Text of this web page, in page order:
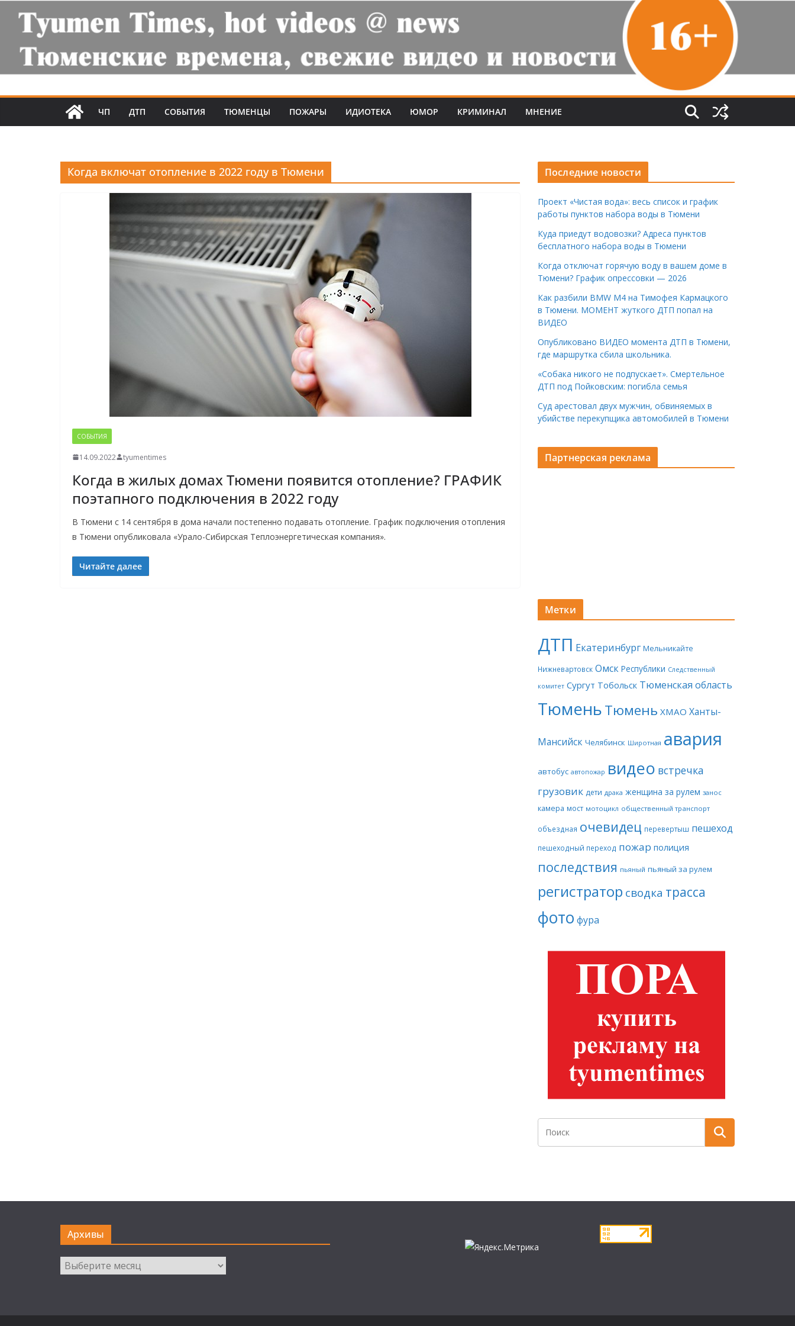
ЧП ДТП СОБЫТИЯ ТЮМЕНЦЫ ПОЖАРЫ ИДИОТЕКА ЮМОР КРИМИНАЛ МНЕНИЕ
Когда включат отопление в 2022 году в Тюмени
СОБЫТИЯ
14.09.2022 tyumentimes
Когда в жилых домах Тюмени появится отопление? ГРАФИК
поэтапного подключения в 2022 году
В Тюмени с 14 сентября в дома начали постепенно подавать отопление. График подключения отопления
в Тюмени опубликовала «Урало-Сибирская Теплоэнергетическая компания».
Читайте далее
Последние новости
Проект «Чистая вода»: весь список и график
работы пунктов набора воды в Тюмени
Куда приедут водовозки? Адреса пунктов
бесплатного набора воды в Тюмени
Когда отключат горячую воду в вашем доме в
Тюмени? График опрессовки — 2026
Как разбили BMW M4 на Тимофея Кармацкого
в Тюмени. МОМЕНТ жуткого ДТП попал на
ВИДЕО
Опубликовано ВИДЕО момента ДТП в Тюмени,
где маршрутка сбила школьника.
«Собака никого не подпускает». Смертельное
ДТП под Пойковским: погибла семья
Суд арестовал двух мужчин, обвиняемых в
убийстве перекупщика автомобилей в Тюмени
Партнерская реклама
Метки
ДТП Екатеринбург Мельникайте
Нижневартовск Омск Республики Следственный
комитет Сургут Тобольск Тюменская область
ТюменьТюмень ХМАО Ханты-
Мансийск Челябинск Широтная авария
автобус автопожар видео встречка
грузовик дети драка женщина за рулем занос
камера мост мотоцикл общественный транспорт
объездная очевидец перевертыш пешеход
пешеходный переход пожар полиция
последствия пьяный пьяный за рулем
регистратор сводка трасса
фото фура
Архивы
Архивы